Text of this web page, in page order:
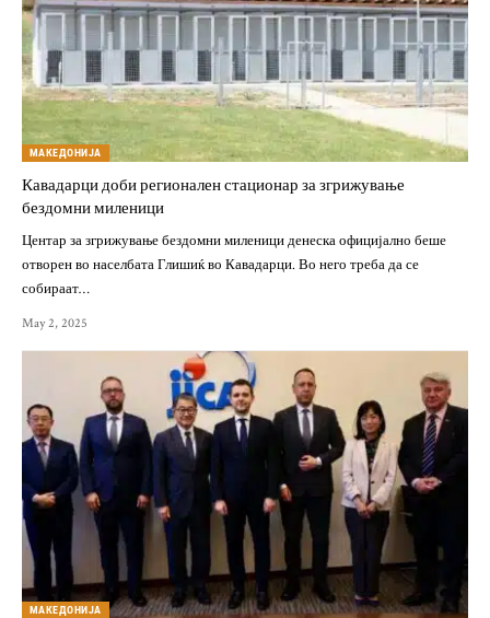
МАКЕДОНИЈА
Кавадарци доби регионален стационар за згрижување
бездомни миленици
Центар за згрижување бездомни миленици денеска официјално беше
отворен во населбата Глишиќ во Кавадарци. Во него треба да се
собираат…
May 2, 2025
МАКЕДОНИЈА